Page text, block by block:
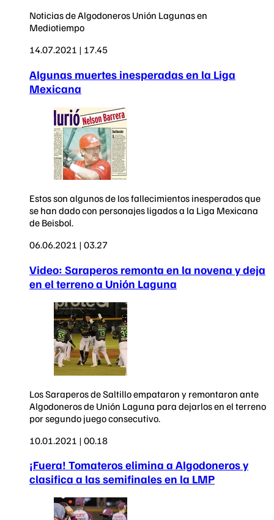
Noticias de Algodoneros Unión Lagunas en
Mediotiempo
14.07.2021 | 17.45
Algunas muertes inesperadas en la Liga
Mexicana
Estos son algunos de los fallecimientos inesperados que
se han dado con personajes ligados a la Liga Mexicana
de Beisbol.
06.06.2021 | 03.27
Video: Saraperos remonta en la novena y deja
en el terreno a Unión Laguna
Los Saraperos de Saltillo empataron y remontaron ante
Algodoneros de Unión Laguna para dejarlos en el terreno
por segundo juego consecutivo.
10.01.2021 | 00.18
¡Fuera! Tomateros elimina a Algodoneros y
clasifica a las semifinales en la LMP